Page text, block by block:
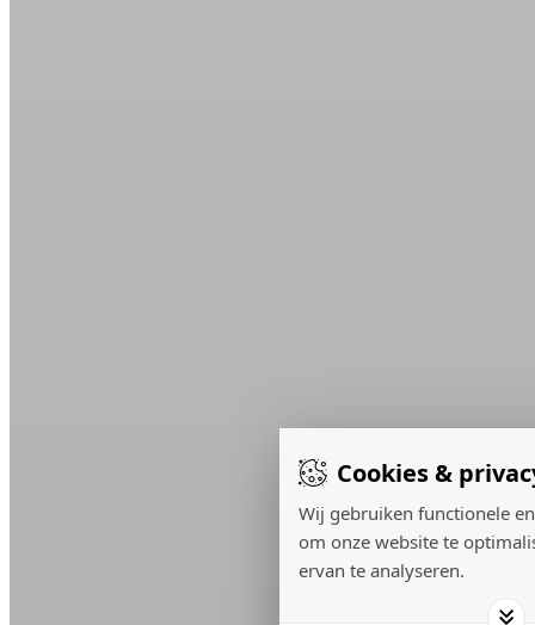
Cookies &
Wij gebruiken functionele
om onze website te
ervan te analyseren.